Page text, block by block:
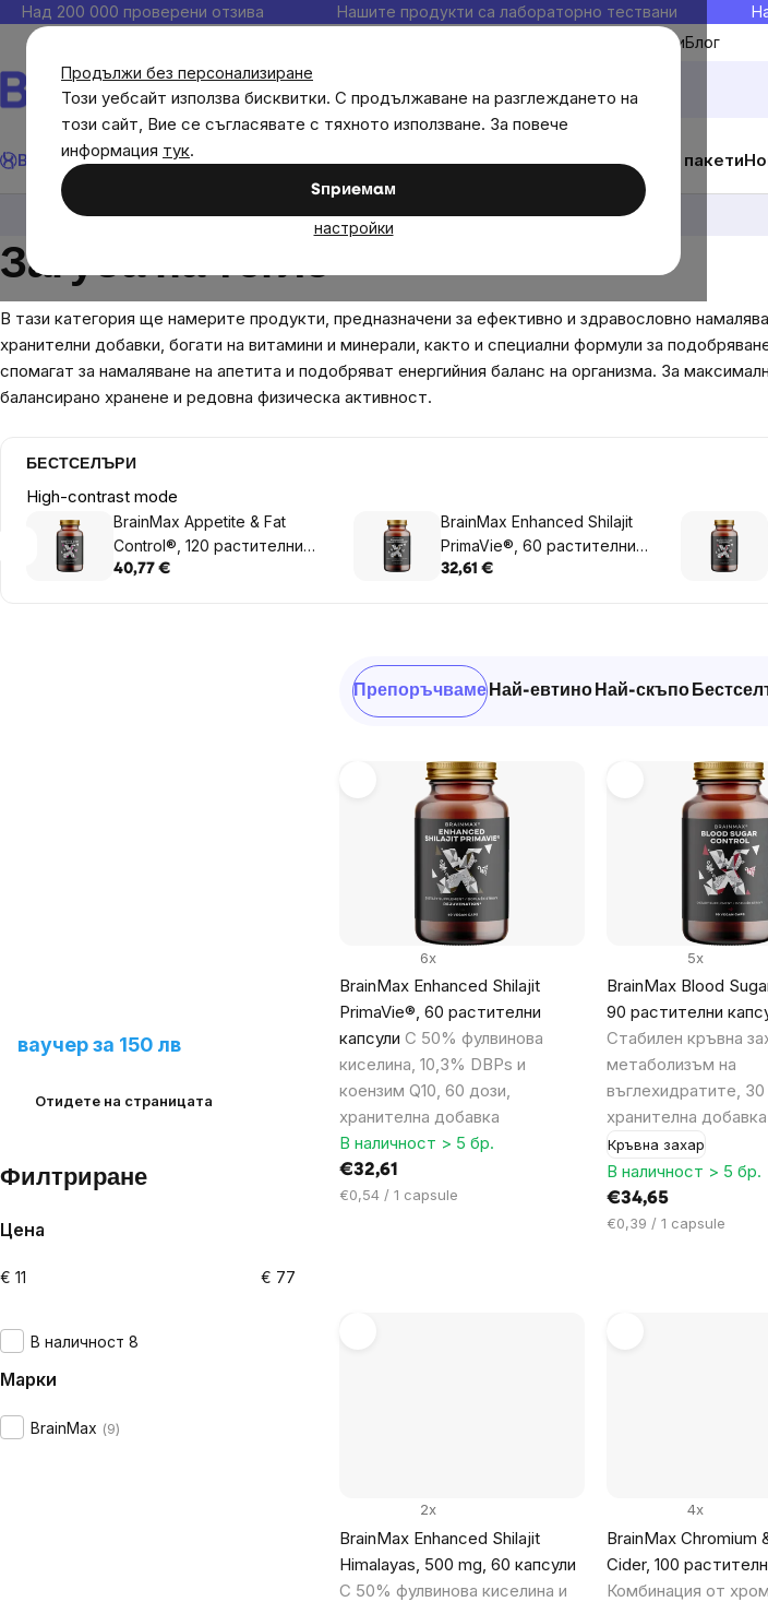
Продължи без персонализиране
Този уебсайт използва бисквитки. С продължаване на разглеждането на
този сайт, Вие се съгласявате с тяхното използване. За повече
информация тук.
Sпpиeмaм
настройки
Прескочи
към
съдържанието
Над 200 000 проверени отзива Нашите продукти са лабораторно тествани
Моите любимиБлог
Brainmax Имунитет Акции💪 WomenPowerЦелиДиетични добавкиИзгодни пакети
Загуба на тегло
В тази категория ще намерите продукти, предназначени за ефективно и здравословно
хранителни добавки, богати на витамини и минерали, както и специални формули за
спомагат за намаляване на апетита и подобряват енергийния баланс на организма. За
балансирано хранене и редовна физическа активност.
БЕСТСЕЛЪРИ
High-contrast mode
BrainMax Appetite & Fat
Control®, 120 растителни
капсули
40,77 €
BrainMax Enhanced Shilajit
PrimaVie®, 60 растителни
капсули
32,61 €
ваучер за 150 лв
Отидете на страницата
Филтриране
Цена
€ 11 € 77
В наличност 8
Марки
BrainMax 9
Сортиране
на
продукти
Препоръчваме Най-евтино Най-скъпо
products
BrainMax Enhanced Shilajit
PrimaVie®, 60 растителни
капсули С 50% фулвинова
киселина, 10,3% DBPs и
коензим Q10, 60 дози,
хранителна добавка
6x
В наличност > 5 бр.
€32,61
Цена
€0,54 / 1 capsule
BrainMax Blood
90 растителни
Стабилен кръвна
метаболизъм на
въглехидратите, 30
хранителна добавка
Кръвна захар
5x
В наличност > 5 бр.
€34,65
Цена
€0,39 / 1 capsule
BrainMax Enhanced Shilajit
Himalayas, 500 mg, 60 капсули
С 50% фулвинова киселина и
2x
BrainMax Chromium
Cider, 100
Комбинация от
4x